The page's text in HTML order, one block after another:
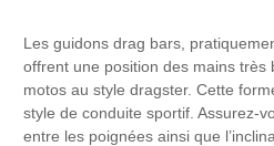
Les guidons drag bars,
offrent une position des mains très
motos au style dragster. Cette
style de conduite sportif. Assurez-
entre les poignées ainsi que